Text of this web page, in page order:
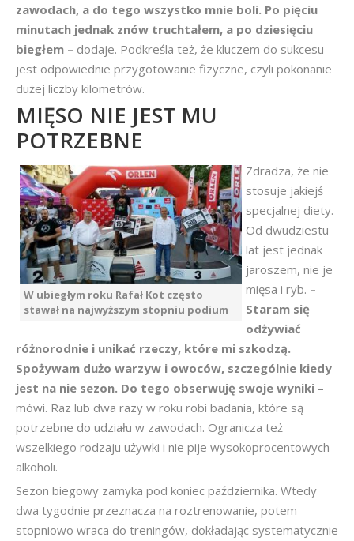
zawodach, a do tego wszystko mnie boli. Po pięciu
minutach jednak znów truchtałem, a po dziesięciu
biegłem – dodaje. Podkreśla też, że kluczem do sukcesu
jest odpowiednie przygotowanie fizyczne, czyli pokonanie
dużej liczby kilometrów.
MIĘSO NIE JEST MU
POTRZEBNE
W ubiegłym roku Rafał Kot często
stawał na najwyższym stopniu podium
Zdradza, że nie
stosuje jakiejś
specjalnej diety.
Od dwudziestu
lat jest jednak
jaroszem, nie je
mięsa i ryb. –
Staram się
odżywiać
różnorodnie i unikać rzeczy, które mi szkodzą.
Spożywam dużo warzyw i owoców, szczególnie kiedy
jest na nie sezon. Do tego obserwuję swoje wyniki –
mówi. Raz lub dwa razy w roku robi badania, które są
potrzebne do udziału w zawodach. Ogranicza też
wszelkiego rodzaju używki i nie pije wysokoprocentowych
alkoholi.
Sezon biegowy zamyka pod koniec października. Wtedy
dwa tygodnie przeznacza na roztrenowanie, potem
stopniowo wraca do treningów, dokładając systematycznie